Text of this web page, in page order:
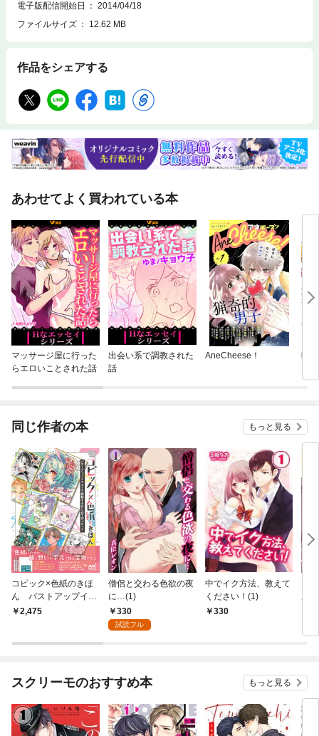
電子版配信開始日
2014/04/18
ファイルサイズ
12.62 MB
作品をシェアする
あわせてよく買われている本
マッサージ屋に行った
らエロいことされた話
出会い系で調教された
話
AneCheese！ 時
同じ作者の本 もっと見る
コピック×色紙のきほ
ん バストアップイラ
ストで挑戦するはじめ
2,475
僧侶と交わる色欲の夜
に…(1)
330
試読フル
中でイク方法、教えて
ください！(1)
330
スクリーモのおすすめ本 もっと見る